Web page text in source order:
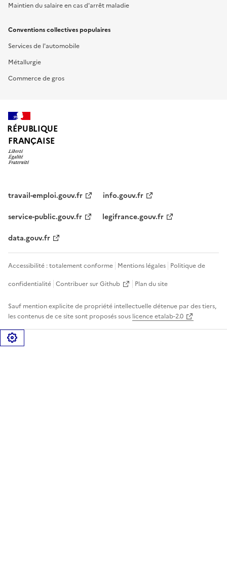
Maintien du salaire en cas d'arrêt maladie
Conventions collectives populaires
Services de l'automobile
Métallurgie
Commerce de gros
RÉPUBLIQUE
FRANÇAISE
travail-emploi.gouv.fr
info.gouv.fr
service-public.gouv.fr
legifrance.gouv.fr
data.gouv.fr
Accessibilité : totalement conforme Mentions légales Politique de
confidentialité Contribuer sur Github Plan du site
Sauf mention explicite de propriété intellectuelle détenue par des tiers,
les contenus de ce site sont proposés sous licence etalab-2.0
Gérer les cookies